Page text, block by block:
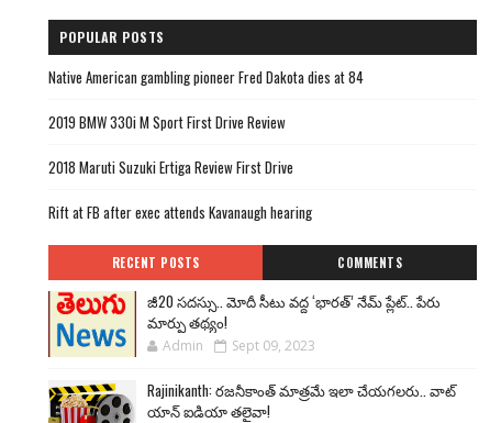
POPULAR POSTS
Native American gambling pioneer Fred Dakota dies at 84
2019 BMW 330i M Sport First Drive Review
2018 Maruti Suzuki Ertiga Review First Drive
Rift at FB after exec attends Kavanaugh hearing
RECENT POSTS COMMENTS
జీ20 సదస్సు.. మోదీ సీటు వద్ద ‘భారత్’ నేమ్ ప్లేట్‌.. పేరు
మార్పు తథ్యం!
Admin Sept 09, 2023
Rajinikanth: రజనీకాంత్ మాత్రమే ఇలా చేయగలరు.. వాట్
యాన్ ఐడియా తలైవా!